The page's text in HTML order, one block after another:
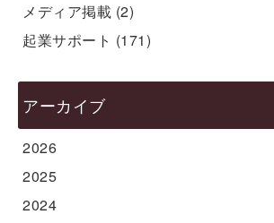
メディア掲載 (2)
起業サポート (171)
アーカイブ
2026
2025
2024